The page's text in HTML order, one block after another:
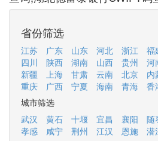
省份筛选
江苏 广东 山东 河北 浙江 福
四川
陕西 湖南 山西 贵州 河
新疆
上海 甘肃 云南 北京 内
重庆
广西 宁夏 海南 青海 香
城市筛选
武汉
黄石 十堰 宜昌 襄阳 随
孝感
咸宁 荆州 江汉 恩施 潜